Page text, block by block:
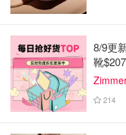
8/9更
靴$207
214